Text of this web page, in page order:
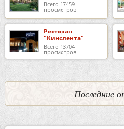
Всего 17459
просмотров
Ресторан
"Кинолента"
Всего 13704
просмотров
Последние